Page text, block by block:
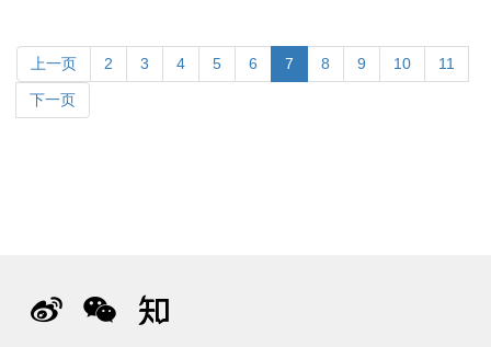
上一页 2 3 4 5 6 7 8 9 10 11
下一页